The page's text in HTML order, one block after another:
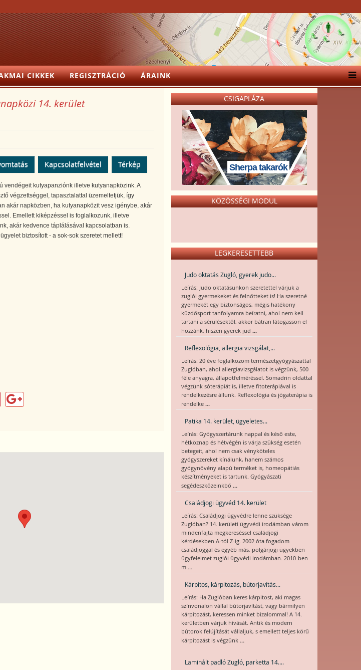
CIKKEK REGISZTRÁCIÓ ÁRAINK
14. kerület
Kapcsolatfelvétel Térkép
vendégeit kutyapanziónk illetve kutyanapközink. A
végzettséggel, tapasztalattal üzemeltetjük, így
akár napközben, ha kutyanapközit vesz igénybe, akár
Emellett kiképzéssel is foglalkozunk, illetve
akár kedvence táplálásával kapcsolatban is.
biztosított - a sok-sok szeretet mellett!
CSIGAPLÁZA
Sherpa takarók
KÖZÖSSÉGI MODUL
LEGKERESETTEBB
Judo oktatás Zugló, gyerek judo...
Leírás: Judo oktatásunkon szeretettel várjuk a
zuglói gyermekeket és felnőtteket is! Ha szeretné
gyermekét egy biztonságos, mégis hatékony
küzdősport tanfolyamra beíratni, ahol nem kell
tartani a sérülésektől, akkor bátran látogasson el
hozzánk, hiszen gyerek jud ...
Reflexológia, allergia vizsgálat,...
Leírás: 20 éve foglalkozom természetgyógyászattal
Zuglóban, ahol allergiavizsgálatot is végzünk, 500
féle anyagra, állapotfelméréssel. Somadrin oldattal
végzünk sóterápiát is, illetve fitoterápiával is
rendelkezésre állunk. Reflexológia és jógaterápia is
rendelke ...
Patika 14. kerület, ügyeletes...
Leírás: Gyógyszertárunk nappal és késő este,
hétköznap és hétvégén is várja szükség esetén
betegeit, ahol nem csak vényköteles
gyógyszereket kínálunk, hanem számos
gyógynövény alapú terméket is, homeopátiás
készítményeket is tartunk. Gyógyászati
segédeszközeinkbő ...
Családjogi ügyvéd 14. kerület
Leírás: Családjogi ügyvédre lenne szüksége
Zuglóban? 14. kerületi ügyvédi irodámban várom
mindenfajta megkereséssel családjogi
kérdésekben A-tól Z-ig. 2002 óta fogadom
családjoggal és egyéb más, polgárjogi ügyekben
ügyfeleimet zuglói ügyvédi irodámban. 2010-ben
m ...
Kárpitos, kárpitozás, bútorjavítás...
Leírás: Ha Zuglóban keres kárpitost, aki magas
színvonalon vállal bútorjavítást, vagy bármilyen
kárpitozást, keressen minket bizalommal! A 14.
kerületben várjuk hívását. Antik és modern
bútorok felújítását vállaljuk, s emellett teljes körű
kárpitozást is végzünk ...
Laminált padló Zugló, parketta 14....